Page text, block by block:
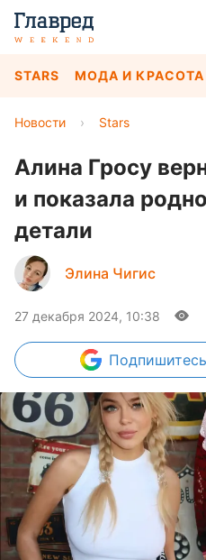
STARS МОДА И КРАСОТА
Новости › Stars
Алина Гросу
и показала
детали
Элина Чигис
27 декабря 2024, 10:38
Подпишитесь